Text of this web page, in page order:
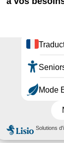
la maîtrise des
qui lui permettent